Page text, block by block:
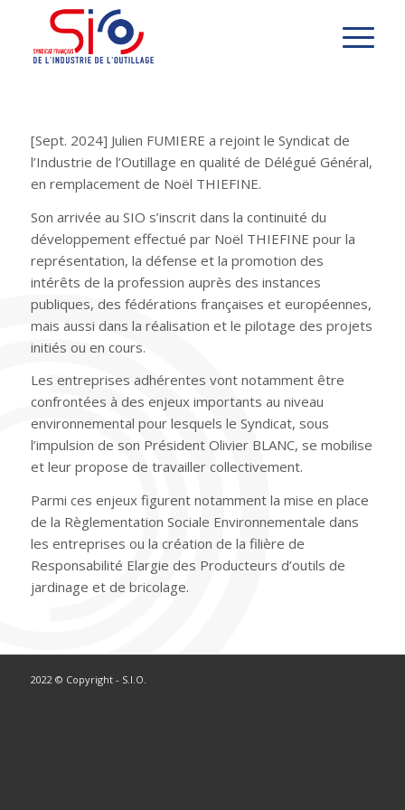
[Sept. 2024] Julien FUMIERE a rejoint le Syndicat de
l’Industrie de l’Outillage en qualité de Délégué Général,
en remplacement de Noël THIEFINE.
Son arrivée au SIO s’inscrit dans la continuité du
développement effectué par Noël THIEFINE pour la
représentation, la défense et la promotion des
intérêts de la profession auprès des instances
publiques, des fédérations françaises et européennes,
mais aussi dans la réalisation et le pilotage des projets
initiés ou en cours.
Les entreprises adhérentes vont notamment être
confrontées à des enjeux importants au niveau
environnemental pour lesquels le Syndicat, sous
l’impulsion de son Président Olivier BLANC, se mobilise
et leur propose de travailler collectivement.
Parmi ces enjeux figurent notamment la mise en place
de la Règlementation Sociale Environnementale dans
les entreprises ou la création de la filière de
Responsabilité Elargie des Producteurs d’outils de
jardinage et de bricolage.
2022 © Copyright - S.I.O.